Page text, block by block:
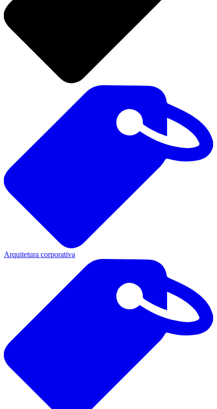
Arquitetura corporativa